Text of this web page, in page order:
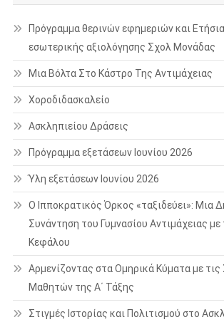
Πρόγραμμα θερινών εφημεριών και
εσωτερικής αξιολόγησης Σχολ Μονάδας
Μια Βόλτα Στο Κάστρο Της Αντιμάχειας
Χοροδιδασκαλείο
Ασκληπιείου Δράσεις
Πρόγραμμα εξετάσεων Ιουνίου 2026
Ύλη εξετάσεων Ιουνίου 2026
Ο Ιπποκρατικός Όρκος «ταξιδεύει»: Μια
Συνάντηση του Γυμνασίου Αντιμάχειας
Κεφάλου
Αρμενίζοντας στα Ομηρικά Κύματα με τις
Μαθητών της Α΄ Τάξης
Στιγμές Ιστορίας και Πολιτισμού στο